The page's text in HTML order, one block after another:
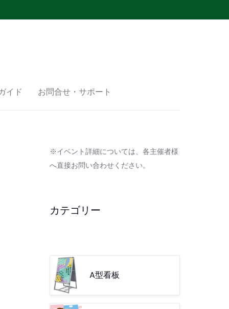
イド お問合せ・サポート
※イベント詳細については、各主催者様
へ直接お問い合わせください。
カテゴリー
A型看板